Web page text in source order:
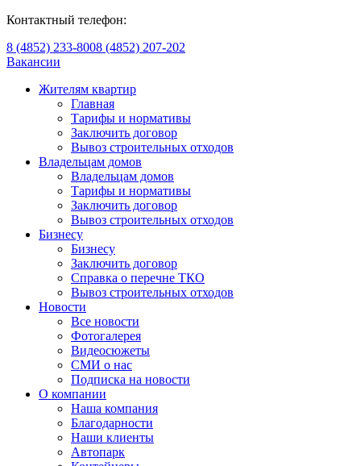
Контактный телефон:
8 (4852) 233-8008 (4852) 207-202
Вакансии
Жителям квартир
Главная
Тарифы и нормативы
Заключить договор
Вывоз строительных отходов
Владельцам домов
Владельцам домов
Тарифы и нормативы
Заключить договор
Вывоз строительных отходов
Бизнесу
Бизнесу
Заключить договор
Справка о перечне ТКО
Вывоз строительных отходов
Новости
Все новости
Фотогалерея
Видеосюжеты
СМИ о нас
Подписка на новости
О компании
Наша компания
Благодарности
Наши клиенты
Автопарк